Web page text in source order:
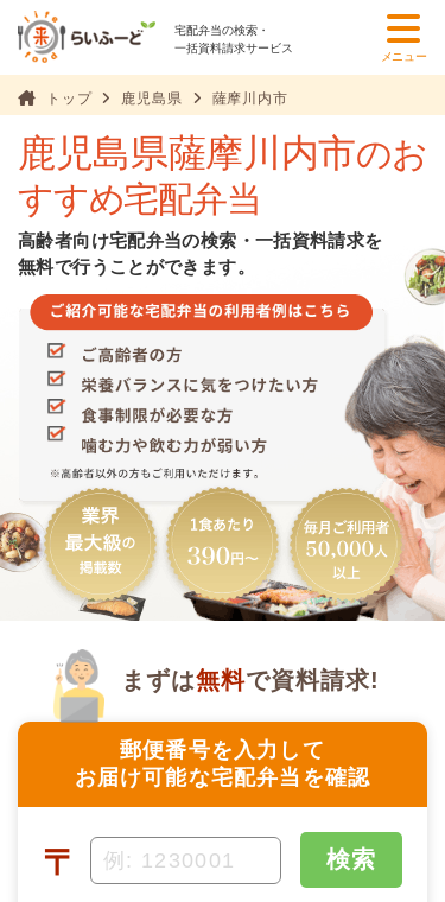
宅配弁当の検索・
一括資料請求サービス
メニュー
トップ 鹿児島県 薩摩川内市
鹿児島県薩摩川内市のお
すすめ宅配弁当
高齢者向け宅配弁当の検索・一括資料請求を
無料で行うことができます。
郵便番号を入力して
お届け可能な宅配弁当を確認
まずは無料で資料請求!
〒 検索